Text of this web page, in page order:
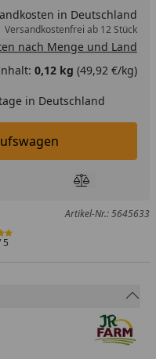
in Deutschland
Versandkostenfrei ab 12 Stück
nach Menge und Land
0,12 kg (49,92 €/kg)
in Deutschland
Einkaufswagen legen
hinzufügenProdukt
Artikel-Nr.: 5645633
5